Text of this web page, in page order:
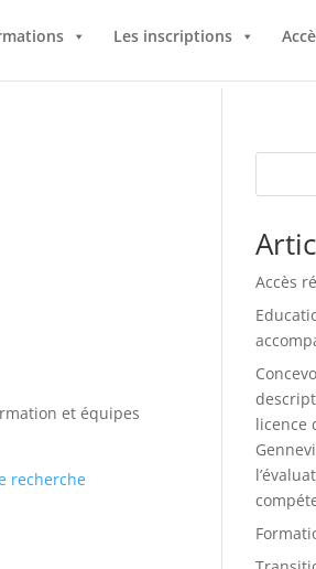
Les inscriptions
et équipes
recherche
Accès
licence